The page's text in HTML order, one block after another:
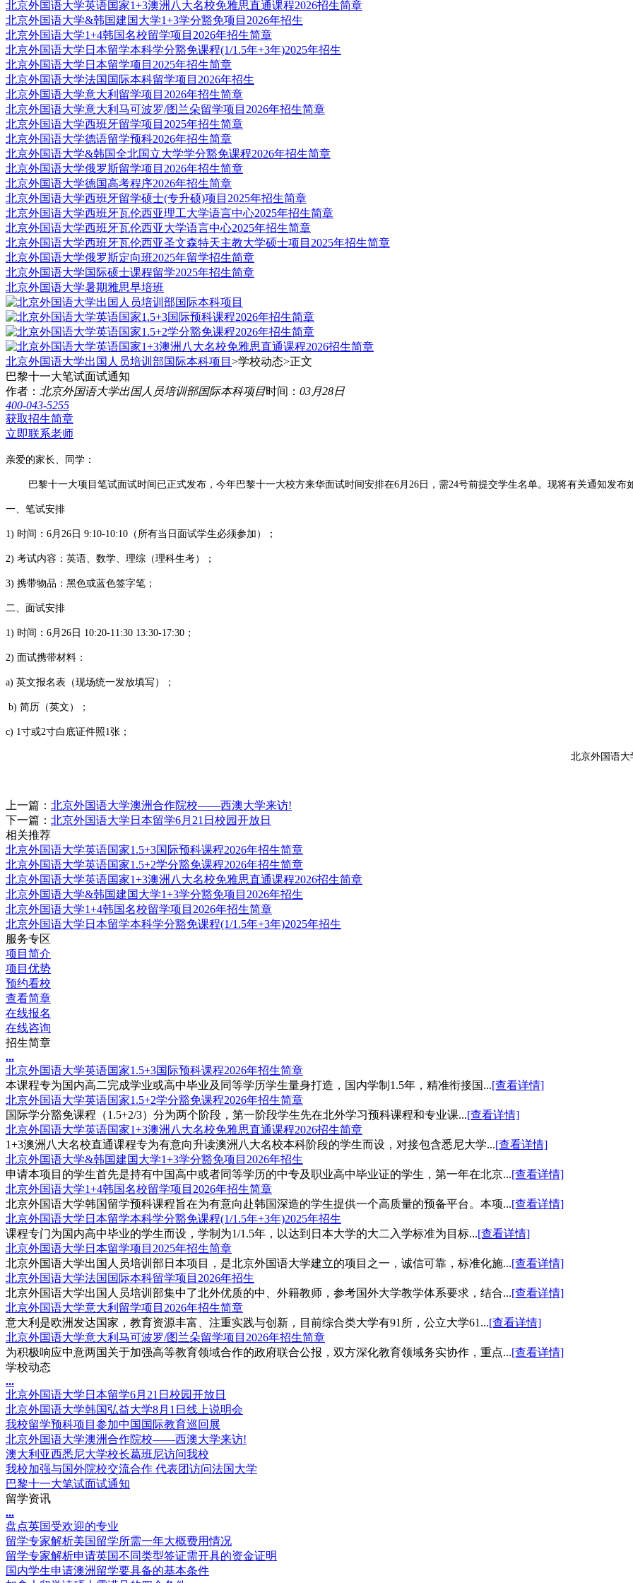
北京外国语大学英语国家1+3澳洲八大名校免雅思直通课程2026招生简章
北京外国语大学&韩国建国大学1+3学分豁免项目2026年招生
北京外国语大学1+4韩国名校留学项目2026年招生简章
北京外国语大学日本留学本科学分豁免课程(1/1.5年+3年)2025年招生
北京外国语大学日本留学项目2025年招生简章
北京外国语大学法国国际本科留学项目2026年招生
北京外国语大学意大利留学项目2026年招生简章
北京外国语大学意大利马可波罗/图兰朵留学项目2026年招生简章
北京外国语大学西班牙留学项目2025年招生简章
北京外国语大学德语留学预科2026年招生简章
北京外国语大学&韩国全北国立大学学分豁免课程2026年招生简章
北京外国语大学俄罗斯留学项目2026年招生简章
北京外国语大学德国高考程序2026年招生简章
北京外国语大学西班牙留学硕士(专升硕)项目2025年招生简章
北京外国语大学西班牙瓦伦西亚理工大学语言中心2025年招生简章
北京外国语大学西班牙瓦伦西亚大学语言中心2025年招生简章
北京外国语大学西班牙瓦伦西亚圣文森特天主教大学硕士项目2025年招生简章
北京外国语大学俄罗斯定向班2025年留学招生简章
北京外国语大学国际硕士课程留学2025年招生简章
北京外国语大学暑期雅思早培班
北京外国语大学出国人员培训部国际本科项目 >学校动态>正文
巴黎十一大笔试面试通知
作者： 北京外国语大学出国人员培训部国际本科项目时间： 03月28日
400-043-5255
获取招生简章
立即联系老师
亲爱的家长、同学：
巴黎十一大项目笔试面试时间已正式发布，今年巴黎十一大校方来华面试时间安排在6月26日，需24号前提交学生名单。现将有关通知发布
一、笔试安排
1) 时间：6月26日 9:10-10:10（所有当日面试学生必须参加）；
2) 考试内容：英语、数学、理综（理科生考）；
3) 携带物品：黑色或蓝色签字笔；
二、面试安排
1) 时间：6月26日 10:20-11:30 13:30-17:30；
2) 面试携带材料：
a) 英文报名表（现场统一发放填写）；
b) 简历（英文）；
c) 1寸或2寸白底证件照1张；
北京外国语大学TUFC项
上一篇： 北京外国语大学澳洲合作院校——西澳大学来访!
下一篇： 北京外国语大学日本留学6月21日校园开放日
相关推荐
北京外国语大学英语国家1.5+3国际预科课程2026年招生简章
北京外国语大学英语国家1.5+2学分豁免课程2026年招生简章
北京外国语大学英语国家1+3澳洲八大名校免雅思直通课程2026招生简章
北京外国语大学&韩国建国大学1+3学分豁免项目2026年招生
北京外国语大学1+4韩国名校留学项目2026年招生简章
北京外国语大学日本留学本科学分豁免课程(1/1.5年+3年)2025年招生
服务专区
项目简介
项目优势
预约看校
查看简章
在线报名
在线咨询
招生简章
...
北京外国语大学英语国家1.5+3国际预科课程2026年招生简章
本课程专为国内高二完成学业或高中毕业及同等学历学生量身打造，国内学制1.5年，精准衔接国...[查看详情]
北京外国语大学英语国家1.5+2学分豁免课程2026年招生简章
国际学分豁免课程（1.5+2/3）分为两个阶段，第一阶段学生先在北外学习预科课程和专业课...[查看详情]
北京外国语大学英语国家1+3澳洲八大名校免雅思直通课程2026招生简章
1+3澳洲八大名校直通课程专为有意向升读澳洲八大名校本科阶段的学生而设，对接包含悉尼大学...[查看详情]
北京外国语大学&韩国建国大学1+3学分豁免项目2026年招生
申请本项目的学生首先是持有中国高中或者同等学历的中专及职业高中毕业证的学生，第一年在北京...[查看详情]
北京外国语大学1+4韩国名校留学项目2026年招生简章
北京外国语大学韩国留学预科课程旨在为有意向赴韩国深造的学生提供一个高质量的预备平台。本项...[查看详情]
北京外国语大学日本留学本科学分豁免课程(1/1.5年+3年)2025年招生
课程专门为国内高中毕业的学生而设，学制为1/1.5年，以达到日本大学的大二入学标准为目标...[查看详情]
北京外国语大学日本留学项目2025年招生简章
北京外国语大学出国人员培训部日本项目，是北京外国语大学建立的项目之一，诚信可靠，标准化施...[查看详情]
北京外国语大学法国国际本科留学项目2026年招生
北京外国语大学出国人员培训部集中了北外优质的中、外籍教师，参考国外大学教学体系要求，结合...[查看详情]
北京外国语大学意大利留学项目2026年招生简章
意大利是欧洲发达国家，教育资源丰富、注重实践与创新，目前综合类大学有91所，公立大学61...[查看详情]
北京外国语大学意大利马可波罗/图兰朵留学项目2026年招生简章
为积极响应中意两国关于加强高等教育领域合作的政府联合公报，双方深化教育领域务实协作，重点...[查看详情]
学校动态
...
北京外国语大学日本留学6月21日校园开放日
北京外国语大学韩国弘益大学8月1日线上说明会
我校留学预科项目参加中国国际教育巡回展
北京外国语大学澳洲合作院校——西澳大学来访!
澳大利亚西悉尼大学校长葛班尼访问我校
我校加强与国外院校交流合作 代表团访问法国大学
巴黎十一大笔试面试通知
留学资讯
...
盘点英国受欢迎的专业
留学专家解析美国留学所需一年大概费用情况
留学专家解析申请英国不同类型签证需开具的资金证明
国内学生申请澳洲留学要具备的基本条件